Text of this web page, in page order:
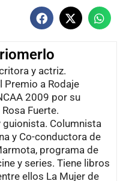
y actriz.
Premio a Rodaje
2009 por su
Fuerte.
Columnista
y Co-conductora de
programa de
y series. Tiene libros
ellos La Mujer de